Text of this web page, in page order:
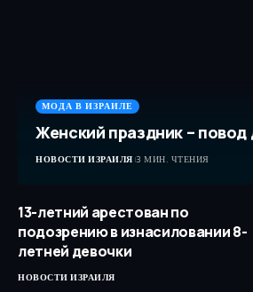
МОДА В ИЗРАИЛЕ
Женский праздник –
НОВОСТИ ИЗРАИЛЯ 3 МИН. ЧТЕНИЯ
13-летний арестован по
подозрению в изнасиловании 8-
летней девочки
НОВОСТИ ИЗРАИЛЯ